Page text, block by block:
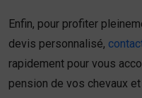
Enfin, pour profiter
devis personnalisé,
rapidement pour vous
pension de vos chevaux